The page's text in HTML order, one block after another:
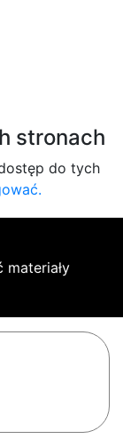
stronach
do tych